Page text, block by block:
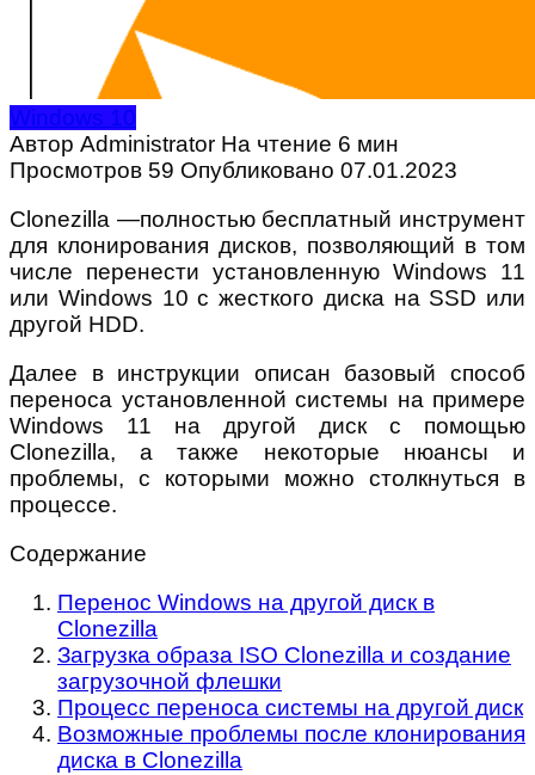
Windows 10
Автор Administrator На чтение 6 мин
Просмотров 59 Опубликовано 07.01.2023
Clonezilla —полностью бесплатный инструмент
для клонирования дисков, позволяющий в том
числе перенести установленную Windows 11
или Windows 10 с жесткого диска на SSD или
другой HDD.
Далее в инструкции описан базовый способ
переноса установленной системы на примере
Windows 11 на другой диск с помощью
Clonezilla, а также некоторые нюансы и
проблемы, с которыми можно столкнуться в
процессе.
Содержание
Перенос Windows на другой диск в
Clonezilla
Загрузка образа ISO Clonezilla и создание
загрузочной флешки
Процесс переноса системы на другой диск
Возможные проблемы после клонирования
диска в Clonezilla